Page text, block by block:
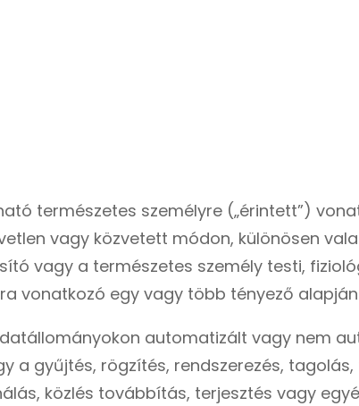
természetes személyre („érintett”)
vagy közvetett módon, különösen
vagy a természetes személy testi,
vonatkozó egy vagy több tényező
automatizált vagy nem
a gyűjtés, rögzítés, rendszerezés,
közlés továbbítás, terjesztés vagy